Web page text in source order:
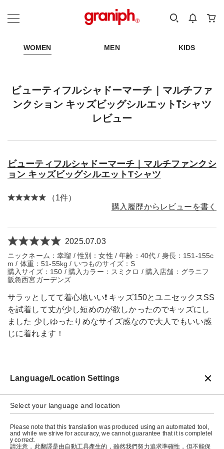
カテゴリーから探す
WOMEN MEN KIDS
ビューティフルシャドーマーチ｜マルチファ
ンクション キッズビッグシルエットTシャツ
レビュー
ビューティフルシャドーマーチ｜マルチファンクシ
ョン キッズビッグシルエットTシャツ
（1件）
購入履歴からレビューを書く
2025.07.03
ニックネーム：幸瑠 / 性別：女性 / 年齢：40代 / 身長：151-155c
m / 体重：51-55kg / いつものサイズ：S
購入サイズ：150 / 購入カラー：スミクロ / 購入店舗：グラニフ
阪急西宮ガーデンズ
サラッとしてて着心地いい❗️ キッズ150とユニセックスSS
を試着して丈が少し短めのが欲しかったのでキッズにし
ました 少しゆったりめなサイズ感なので大人でもいい感
じに着れます！
Language/Location Settings
Select your language and location
Please note that this translation was produced using an automated tool,
and while we strive for accuracy, we cannot guarantee that it is completel
y correct.
請注意，此翻譯是由自動工具產生的，雖然我們努力追求準確性，但不能保